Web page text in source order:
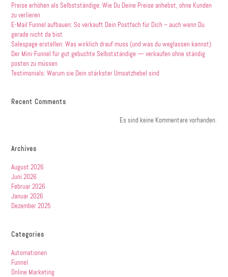
Preise erhöhen als Selbstständige: Wie Du Deine Preise anhebst, ohne Kunden
zu verlieren
E-Mail Funnel aufbauen: So verkauft Dein Postfach für Dich – auch wenn Du
gerade nicht da bist
Salespage erstellen: Was wirklich drauf muss (und was du weglassen kannst)
Der Mini-Funnel für gut gebuchte Selbstständige — verkaufen ohne ständig
posten zu müssen
Testimonials: Warum sie Dein stärkster Umsatzhebel sind
Recent Comments
Es sind keine Kommentare vorhanden.
Archives
August 2026
Juni 2026
Februar 2026
Januar 2026
Dezember 2025
Categories
Automationen
Funnel
Online Marketing